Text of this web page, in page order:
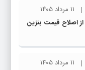
۱۱ مرداد ۱۴۰۵
اصلاح قیمت بنزین
۱۱ مرداد ۱۴۰۵